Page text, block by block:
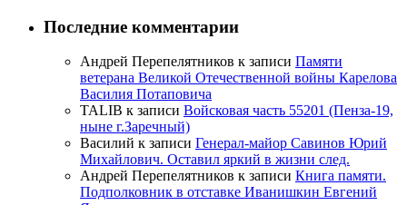
Последние комментарии
Андрей Перепелятников к записи Памяти
ветерана Великой Отечественной войны Карелова
Василия Потаповича
TALIB к записи Войсковая часть 55201 (Пенза-19,
ныне г.Заречный)
Василий к записи Генерал-майор Савинов Юрий
Михайлович. Оставил яркий в жизни след.
Андрей Перепелятников к записи Книга памяти.
Подполковник в отставке Иванишкин Евгений